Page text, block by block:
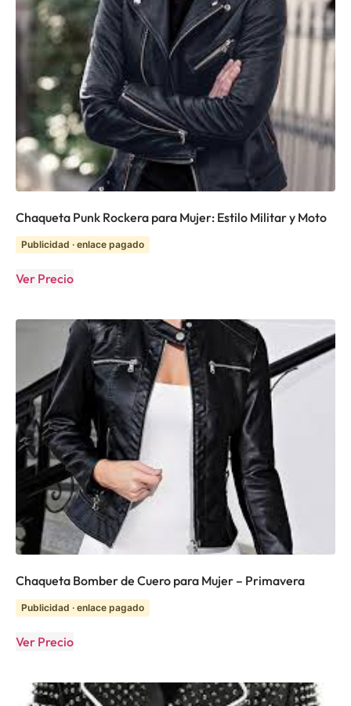
Chaqueta Punk Rockera para Mujer: Estilo Militar y Moto
Publicidad · enlace pagado
Ver Precio
Chaqueta Bomber de Cuero para Mujer – Primavera
Publicidad · enlace pagado
Ver Precio